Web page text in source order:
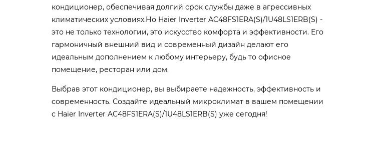
кондиционер, обеспечивая долгий срок службы даже в агрессивных
климатических условиях.Но Haier Inverter AC48FS1ERA(S)/1U48LS1ERB(S) -
это не только технологии, это искусство комфорта и эффективности. Его
гармоничный внешний вид и современный дизайн делают его
идеальным дополнением к любому интерьеру, будь то офисное
помещение, ресторан или дом.
Выбрав этот кондиционер, вы выбираете надежность, эффективность и
современность. Создайте идеальный микроклимат в вашем помещении
с Haier Inverter AC48FS1ERA(S)/1U48LS1ERB(S) уже сегодня!